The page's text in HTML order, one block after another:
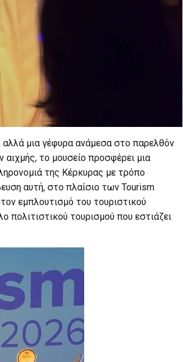
μια γέφυρα ανάμεσα στο παρελθόν
το μουσείο προσφέρει μια
της Κέρκυρας με τρόπο
αυτή, στο πλαίσιο των Tourism
εμπλουτισμό του τουριστικού
τουρισμού που εστιάζει